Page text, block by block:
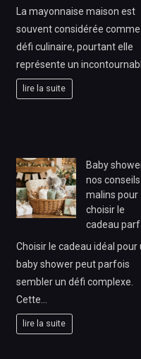
La mayonnaise maison est
souvent considérée comme
défi culinaire, pourtant elle
représente un
lire la suite
Baby
nos conseils
malins pour
choisir le
cadeau
Choisir le cadeau idéal pour
baby shower peut parfois
sembler un défi complexe.
Cette…
lire la suite